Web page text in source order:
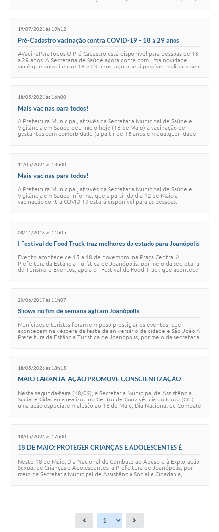
19/07/2021 às 19h12
Pré-Cadastro vacinação contra COVID-19 - 18 a 29 anos
#VacinaParaTodos O Pré-Cadastro está disponível para pessoas de 18
a 29 anos. A Secretaria de Saúde agora conta com uma novidade,
você que possui entre 18 e 29 anos, agora será possível realizar o seu
18/05/2021 às 16h00
Mais vacinas para todos!
A Prefeitura Municipal, através da Secretaria Municipal de Saúde e
Vigilância em Saúde deu início hoje (18 de Maio) à vacinação de
gestantes com comorbidade (a partir de 18 anos em qualquer idade
11/05/2021 às 13h00
Mais vacinas para todos!
A Prefeitura Municipal, através da Secretaria Municipal de Saúde e
Vigilância em Saúde informa, que a partir do dia 12 de Maio a
vacinação contra COVID-19 estará disponível para as pessoas:
08/11/2018 às 11h05
I Festival de Food Truck traz melhores do estado para Joanópolis
Evento acontece de 15 a 18 de novembro, na Praça Central A
Prefeitura da Estância Turística de Joanópolis, por meio da secretaria
de Turismo e Eventos, apoia o I Festival de Food Truck que acontece
20/06/2017 às 11h07
Shows no fim de semana agitam Joanópolis
Munícipes e turistas foram em peso prestigiar os eventos, que
acontecem na véspera da festa de aniversário da cidade e São João A
Prefeitura da Estância Turística de Joanópolis, por meio da secretaria
18/05/2026 às 18h15
MAIO LARANJA: AÇÃO PROMOVE CONSCIENTIZAÇÃO
Nesta segunda-feira (18/05), a Secretaria Municipal de Assistência
Social e Cidadania realizou no Centro de Convivência do Idoso (CCI)
uma ação especial em alusão ao 18 de Maio, Dia Nacional de Combate
18/05/2026 às 17h00
18 DE MAIO: PROTEGER CRIANÇAS E ADOLESCENTES É
Neste 18 de Maio, Dia Nacional de Combate ao Abuso e à Exploração
Sexual de Crianças e Adolescentes, a Prefeitura de Joanópolis, por
meio da Secretaria Municipal de Assistência Social e Cidadania,